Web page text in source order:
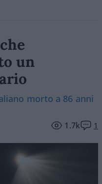
un
morto a 86 anni
1.7k 1